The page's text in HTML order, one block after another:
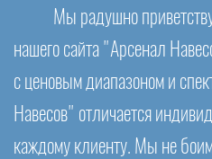
Мы радушно
нашего сайта "Арсенал
с ценовым диапазоном и
Навесов" отличается
каждому клиенту. Мы не